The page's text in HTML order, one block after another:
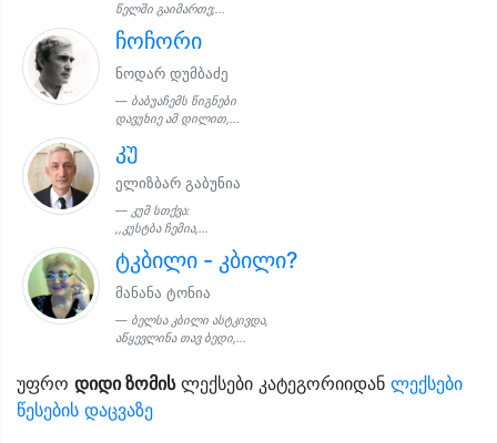
წელში გაიმართე;...
ჩოჩორი
ნოდარ დუმბაძე
ბაბუაჩემს წიგნები
დავუხიე ამ დილით,...
კუ
ელიზბარ გაბუნია
კუმ სთქვა:
,,კუსტბა ჩემია,...
ტკბილი - კბილი?
მანანა ტონია
ბელსა კბილი ასტკივდა,
აწყევლინა თავ ბედი,...
უფრო დიდი ზომისლექსები კატეგორიიდან ლექსები
წესების დაცვაზე